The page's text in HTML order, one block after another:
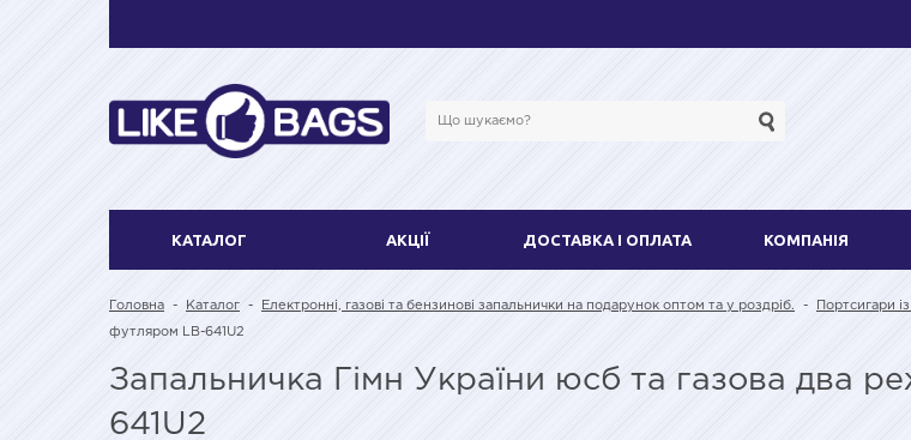
КАТАЛОГ АКЦІЇ ДОСТАВКА І ОПЛАТА КОМПАНІЯ
Головна - Каталог - Електронні, газові та бензинові запальнички на подарунок оптом та у роздріб. - Портсигари
футляром LB-641U2
Запальничка Гімн України юсб та газова два
641U2